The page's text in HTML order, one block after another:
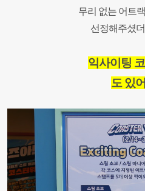
무리 없는 어트
선정해주셨
익사이팅
도 있